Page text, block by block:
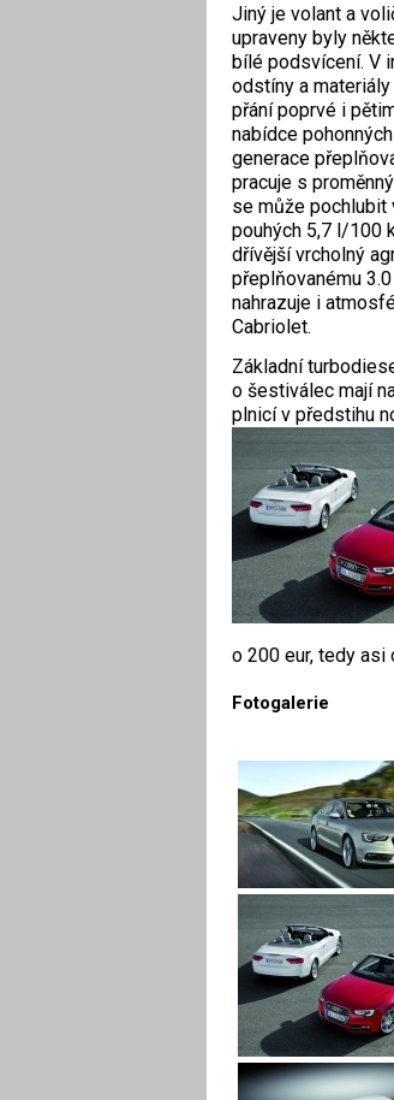
Jiný je volant a
upraveny byly
bílé podsvícení. V
odstíny a
přání poprvé i
nabídce
generace
pracuje s
se může pochlubit
pouhých 5,7 l/100
dřívější vrcholný
přeplňovanému
nahrazuje i
Cabriolet.
Základní
o šestiválec mají
plnicí v předstihu
o 200 eur, tedy asi
Fotogalerie